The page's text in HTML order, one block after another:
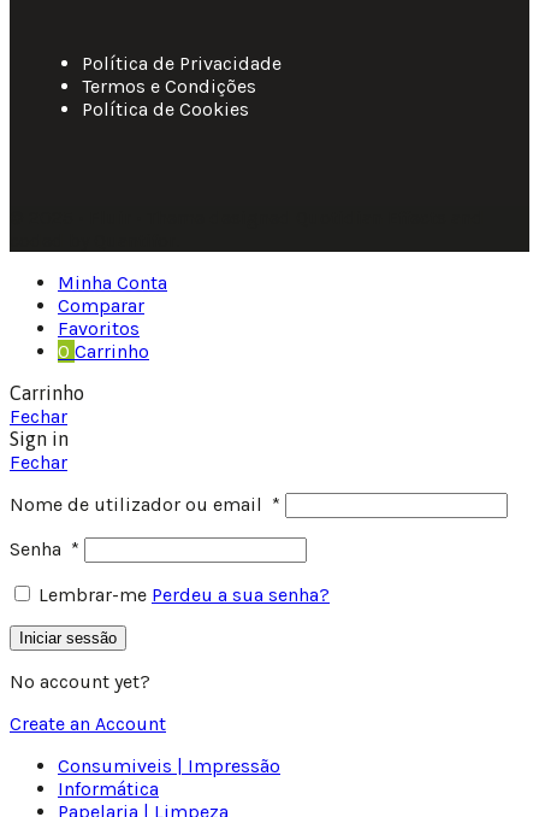
Política de Privacidade
Termos e Condições
Política de Cookies
Minha Conta
Comparar
Favoritos
0 Carrinho
Carrinho
Fechar
Sign in
Fechar
Nome de utilizador ou email *
Senha *
Lembrar-me Perdeu a sua senha?
Iniciar sessão
No account yet?
Create an Account
Consumiveis | Impressão
Informática
Papelaria | Limpeza